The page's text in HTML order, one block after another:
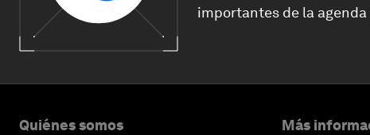
importantes de la
Quiénes somos Más